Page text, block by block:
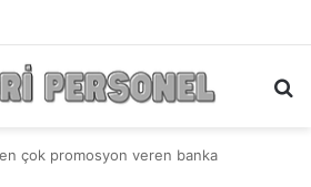
Haber ve Bilgi Sitesi.
çok promosyon veren banka